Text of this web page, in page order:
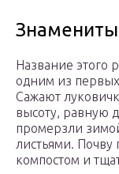
Название этого
одним из
Сажают
высоту, равную
промерзли
листьями. Почву
компостом и